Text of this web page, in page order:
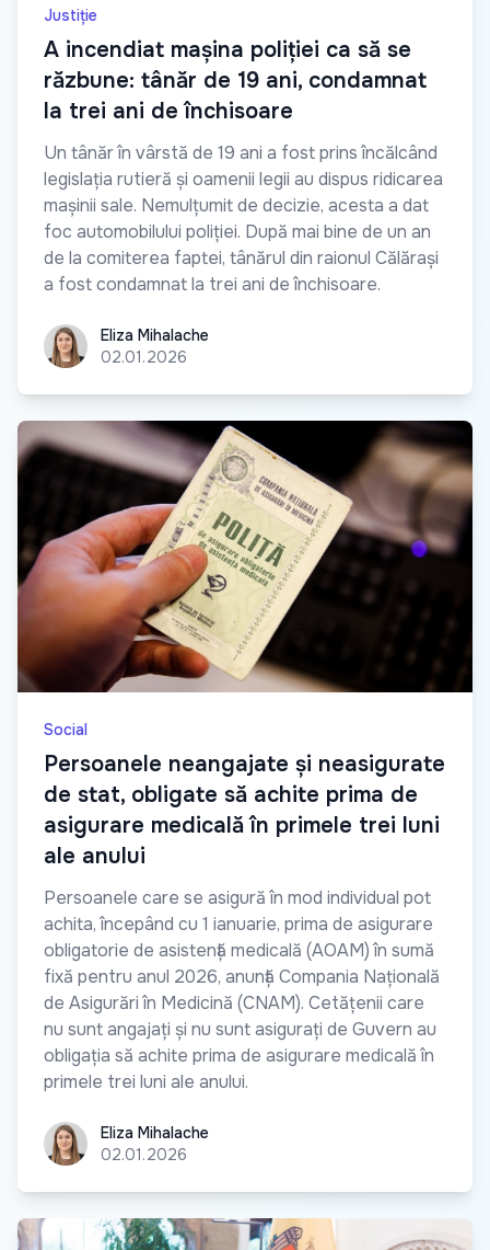
Justiție
A incendiat mașina poliției ca să se
răzbune: tânăr de 19 ani, condamnat
la trei ani de închisoare
Un tânăr în vârstă de 19 ani a fost prins încălcând
legislația rutieră și oamenii legii au dispus ridicarea
mașinii sale. Nemulțumit de decizie, acesta a dat
foc automobilului poliției. După mai bine de un an
de la comiterea faptei, tânărul din raionul Călărași
a fost condamnat la trei ani de închisoare.
Eliza Mihalache
Eliza Mihalache
02.01.2026
Social
Persoanele neangajate și neasigurate
de stat, obligate să achite prima de
asigurare medicală în primele trei luni
ale anului
Persoanele care se asigură în mod individual pot
achita, începând cu 1 ianuarie, prima de asigurare
obligatorie de asistență medicală (AOAM) în sumă
fixă pentru anul 2026, anunță Compania Națională
de Asigurări în Medicină (CNAM). Cetățenii care
nu sunt angajați și nu sunt asigurați de Guvern au
obligația să achite prima de asigurare medicală în
primele trei luni ale anului.
Eliza Mihalache
Eliza Mihalache
02.01.2026